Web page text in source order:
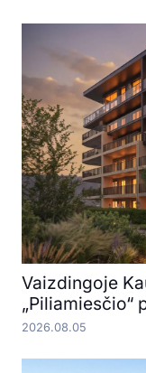
Vaizdingoje
„Piliamiesčio“
2026.08.05